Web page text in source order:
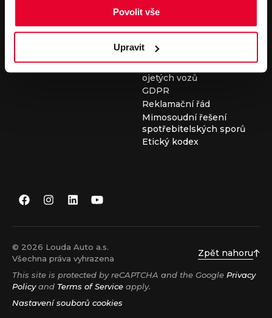
Povolit vše
Upravit
vozidel
Všeobecné obchodní
podmínky pro provádění
servisních prací
Všeobecné obchodní
podmínky při nákupu
ojetých vozů
GDPR
Reklamační řád
Mimosoudní řešení
spotřebitelských sporů
Etický kodex
© 2026 Louda Auto a.s.
Všechna práva vyhrazena
Zpět nahoru
This site is protected by reCAPTCHA and the Google Privacy
Policyand Terms of Service apply.
Nastavení souborů cookies